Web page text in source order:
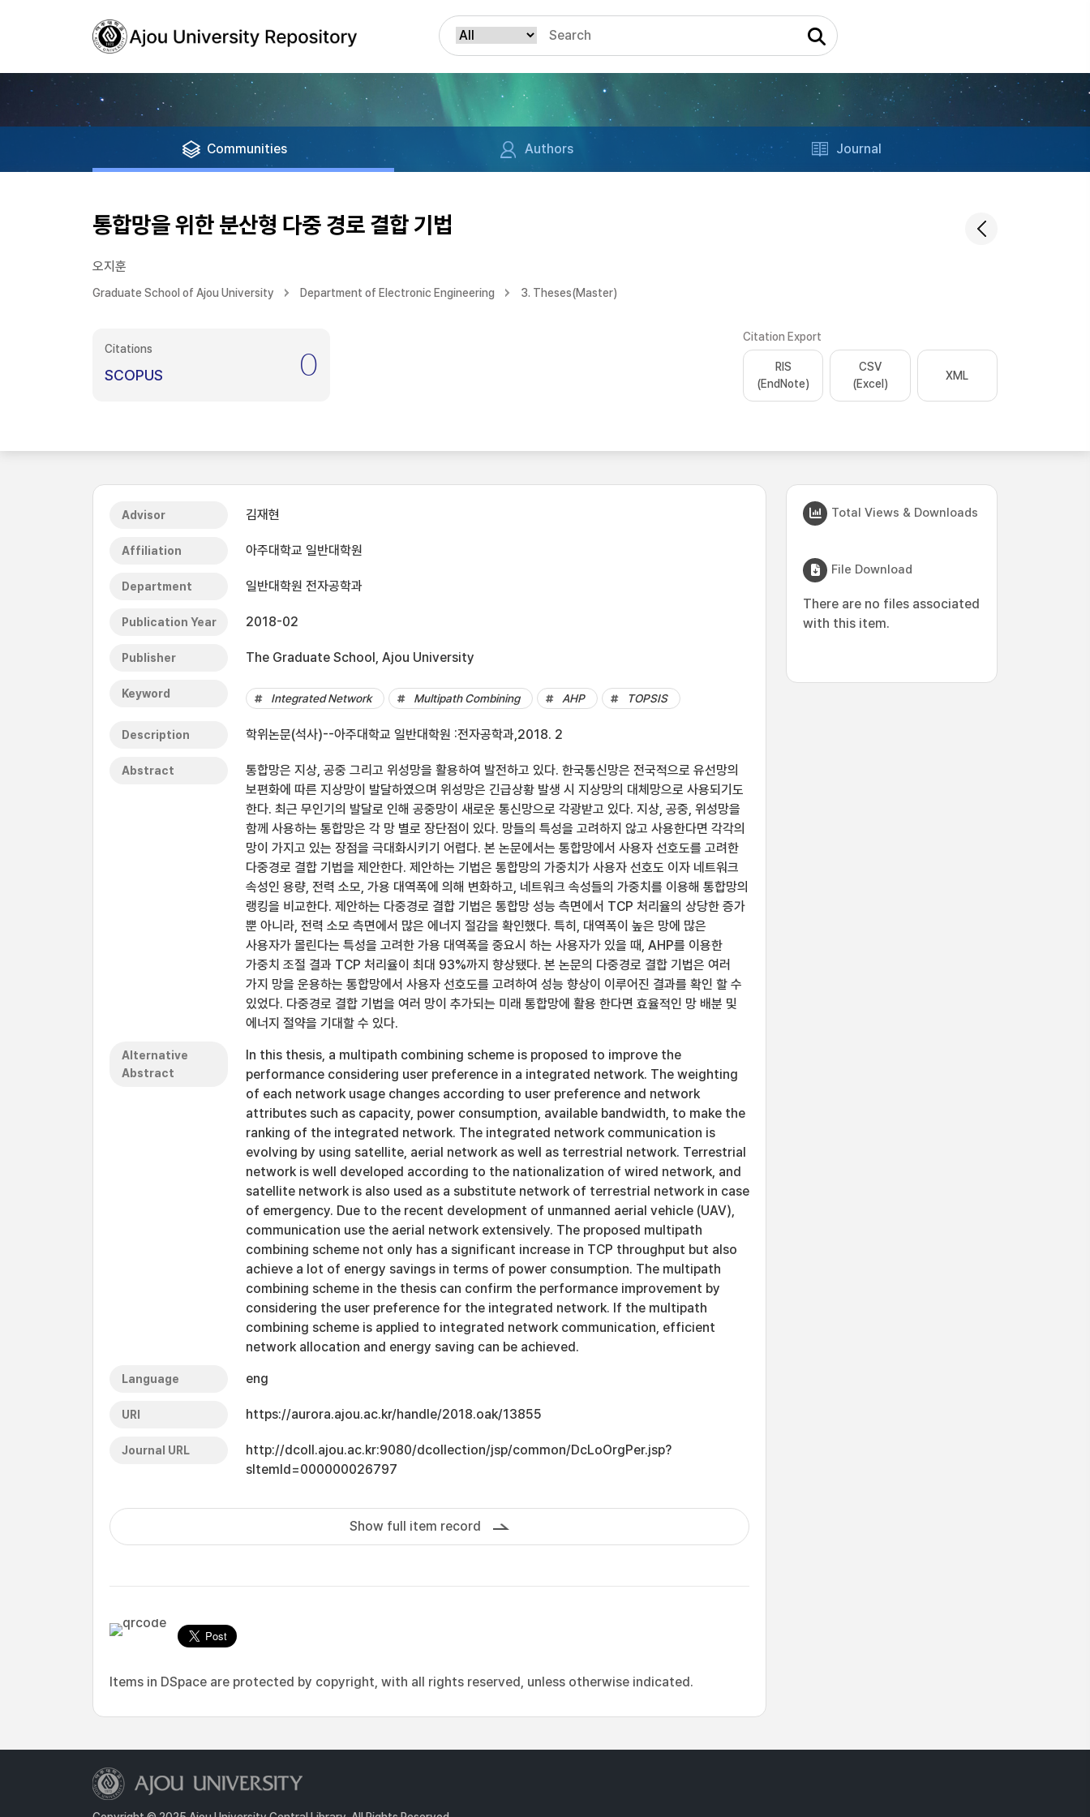
Communities Authors Journal
통합망을 위한 분산형 다중 경로 결합 기법
오지훈
Graduate School of Ajou University Department of Electronic Engineering 3. Theses(Master)
Citations
SCOPUS 0
Citation Export
RIS
(EndNote)
CSV
(Excel)
XML
Advisor 김재현
Affiliation 아주대학교 일반대학원
Department 일반대학원 전자공학과
Publication Year 2018-02
Publisher The Graduate School, Ajou University
Keyword Integrated Network Multipath Combining AHP TOPSIS
Description 학위논문(석사)--아주대학교 일반대학원 :전자공학과,2018. 2
Abstract
통합망은 지상, 공중 그리고 위성망을 활용하여 발전하고 있다. 한국통신망은 전국적으로 유선망의
보편화에 따른 지상망이 발달하였으며 위성망은 긴급상황 발생 시 지상망의 대체망으로 사용되기도
한다. 최근 무인기의 발달로 인해 공중망이 새로운 통신망으로 각광받고 있다. 지상, 공중, 위성망을
함께 사용하는 통합망은 각 망 별로 장단점이 있다. 망들의 특성을 고려하지 않고 사용한다면 각각의
망이 가지고 있는 장점을 극대화시키기 어렵다. 본 논문에서는 통합망에서 사용자 선호도를 고려한
다중경로 결합 기법을 제안한다. 제안하는 기법은 통합망의 가중치가 사용자 선호도 이자 네트워크
속성인 용량, 전력 소모, 가용 대역폭에 의해 변화하고, 네트워크 속성들의 가중치를 이용해 통합망의
랭킹을 비교한다. 제안하는 다중경로 결합 기법은 통합망 성능 측면에서 TCP 처리율의 상당한 증가
뿐 아니라, 전력 소모 측면에서 많은 에너지 절감을 확인했다. 특히, 대역폭이 높은 망에 많은
사용자가 몰린다는 특성을 고려한 가용 대역폭을 중요시 하는 사용자가 있을 때, AHP를 이용한
가중치 조절 결과 TCP 처리율이 최대 93%까지 향상됐다. 본 논문의 다중경로 결합 기법은 여러
가지 망을 운용하는 통합망에서 사용자 선호도를 고려하여 성능 향상이 이루어진 결과를 확인 할 수
있었다. 다중경로 결합 기법을 여러 망이 추가되는 미래 통합망에 활용 한다면 효율적인 망 배분 및
에너지 절약을 기대할 수 있다.
Alternative
Abstract
In this thesis, a multipath combining scheme is proposed to improve the
performance considering user preference in a integrated network. The weighting
of each network usage changes according to user preference and network
attributes such as capacity, power consumption, available bandwidth, to make the
ranking of the integrated network. The integrated network communication is
evolving by using satellite, aerial network as well as terrestrial network. Terrestrial
network is well developed according to the nationalization of wired network, and
satellite network is also used as a substitute network of terrestrial network in case
of emergency. Due to the recent development of unmanned aerial vehicle (UAV),
communication use the aerial network extensively. The proposed multipath
combining scheme not only has a significant increase in TCP throughput but also
achieve a lot of energy savings in terms of power consumption. The multipath
combining scheme in the thesis can confirm the performance improvement by
considering the user preference for the integrated network. If the multipath
combining scheme is applied to integrated network communication, efficient
network allocation and energy saving can be achieved.
Language eng
URI https://aurora.ajou.ac.kr/handle/2018.oak/13855
Journal URL
http://dcoll.ajou.ac.kr:9080/dcollection/jsp/common/DcLoOrgPer.jsp?
sItemId=000000026797
Show full item record
Items in DSpace are protected by copyright, with all rights reserved, unless otherwise indicated.
Total Views & Downloads
File Download
There are no files associated
with this item.